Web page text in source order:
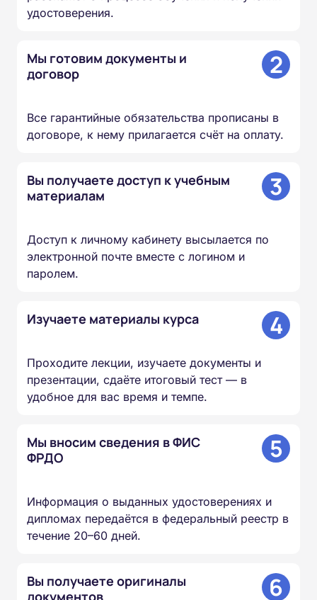
удостоверения.
Мы готовим документы и
договор
2
Все гарантийные обязательства прописаны в
договоре, к нему прилагается счёт на оплату.
Вы получаете доступ к учебным
материалам
3
Доступ к личному кабинету высылается по
электронной почте вместе с логином и
паролем.
Изучаете материалы курса 4
Проходите лекции, изучаете документы и
презентации, сдаёте итоговый тест — в
удобное для вас время и темпе.
Мы вносим сведения в ФИС
ФРДО
5
Информация о выданных удостоверениях и
дипломах передаётся в федеральный реестр в
течение 20–60 дней.
Вы получаете оригиналы
6